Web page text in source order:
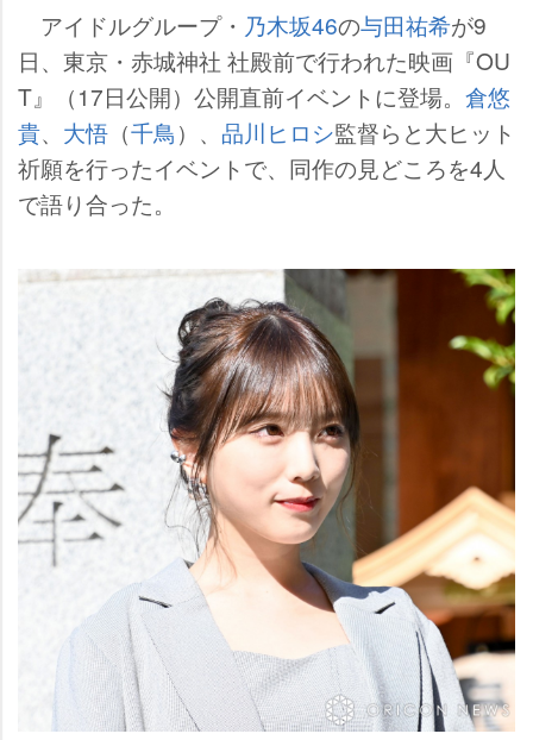
アイドルグループ・ 乃木坂46の与田祐希が9
日、東京・赤城神社 社殿前で行われた映画『OU
T』（17日公開）公開直前イベントに登場。 倉悠
貴、 大悟 （千鳥）、 品川ヒロシ監督らと大ヒット
祈願を行ったイベントで、同作の見どころを4人
で語り合った。